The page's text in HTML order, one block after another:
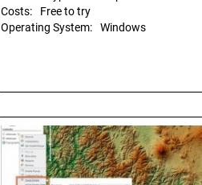
Costs:
Free to try
Operating System:
Windows